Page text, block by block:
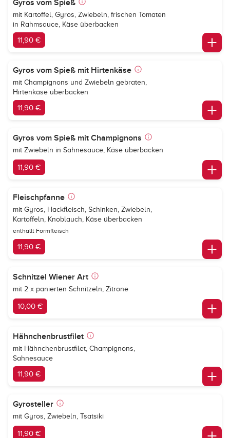
Gyros vom Spieß
mit Kartoffel, Gyros, Zwiebeln, frischen Tomaten
in Rahmsauce, Käse überbacken
11,90 €
Gyros vom Spieß mit Hirtenkäse
mit Champignons und Zwiebeln gebraten,
Hirtenkäse überbacken
11,90 €
Gyros vom Spieß mit Champignons
mit Zwiebeln in Sahnesauce, Käse überbacken
11,90 €
Fleischpfanne
mit Gyros, Hackfleisch, Schinken, Zwiebeln,
Kartoffeln, Knoblauch, Käse überbacken
enthällt Formfleisch
11,90 €
Schnitzel Wiener Art
mit 2 x panierten Schnitzeln, Zitrone
10,00 €
Hähnchenbrustfilet
mit Hähnchenbrustfilet, Champignons,
Sahnesauce
11,90 €
Gyrosteller
mit Gyros, Zwiebeln, Tsatsiki
11,90 €